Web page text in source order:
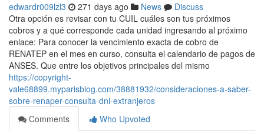
edwardr009lzl3 271 days ago News
Discuss
Otra opción es revisar con tu CUIL cuáles son tus próximos
cobros y a qué corresponde cada unidad ingresando al próximo
enlace: Para conocer la vencimiento exacta de cobro de
⁣RENATEP en el mes en curso, consulta el calendario de ​pagos de
ANSES. Que entre los objetivos principales del mismo
https://copyright-
vale68899.myparisblog.com/38881932/consideraciones-a-saber-
sobre-renaper-consulta-dni-extranjeros
Comments
Who Upvoted